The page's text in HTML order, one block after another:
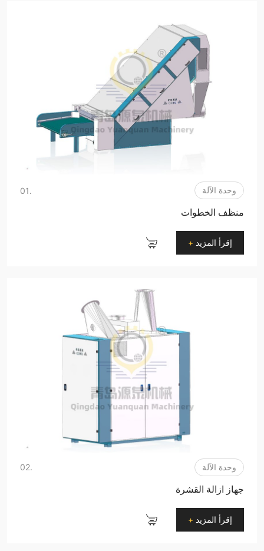
وحدة الآلة .01
منظف ​​الخطوات
إقرأ المزيد +
وحدة الآلة .02
جهاز ازالة القشرة
إقرأ المزيد +